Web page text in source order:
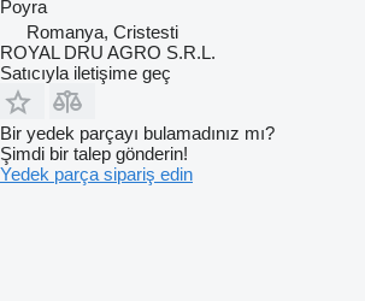
Poyra
Romanya, Cristesti
ROYAL DRU AGRO S.R.L.
Satıcıyla iletişime geç
Bir yedek parçayı bulamadınız mı?
Şimdi bir talep gönderin!
Yedek parça sipariş edin